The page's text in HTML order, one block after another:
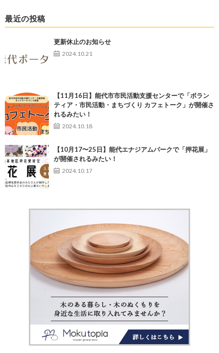
最近の投稿
更新休止のお知らせ
2024.10.21
【11月16日】能代市市民活動支援センターで「ボラン
ティア・市民活動・まちづくり カフェトーク」が開催さ
れるみたい！
2024.10.18
【10月17〜25日】能代エナジアムパークで「押花展」
が開催されるみたい！
2024.10.17